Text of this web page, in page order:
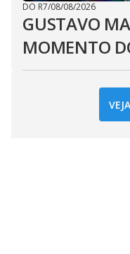
DO R7/08/08/2026
GUSTAVO
MOMENTO